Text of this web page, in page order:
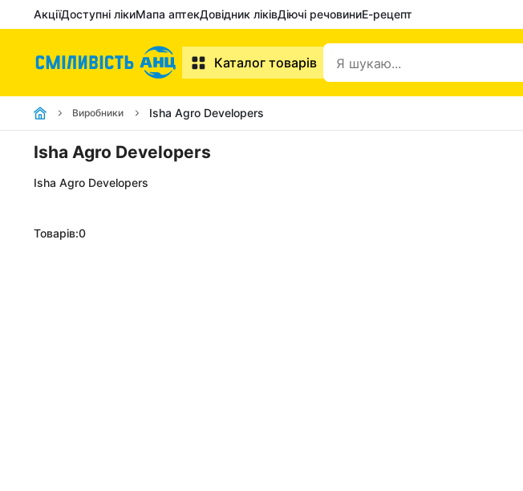
АкціїДоступні лікиМапа аптекДовідник ліківДіючі речовиниЕ-рецепт
Каталог товарів
Виробники Isha Agro Developers
Isha Agro Developers
Isha Agro Developers
Товарів:0